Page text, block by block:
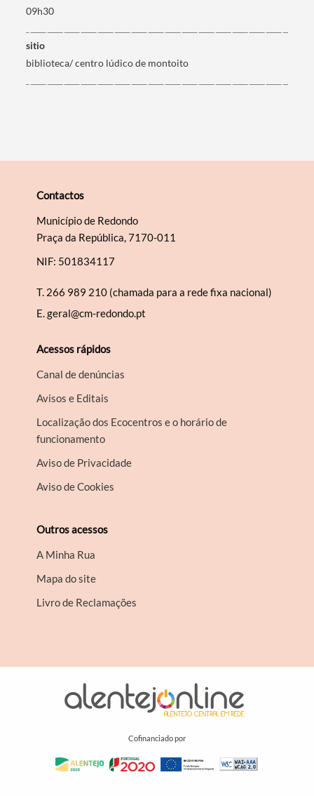
Categorias gerais
09h30
sitio
biblioteca/ centro lúdico de montoito
Contactos
Município de Redondo
Praça da República, 7170-011
NIF: 501834117
T. 266 989 210 (chamada para a rede fixa nacional)
E.geral@cm-redondo.pt
Acessos rápidos
Canal de denúncias
Avisos e Editais
Localização dos Ecocentros e o horário de
funcionamento
Aviso de Privacidade
Aviso de Cookies
Outros acessos
A Minha Rua
Mapa do site
Livro de Reclamações
Cofinanciado por